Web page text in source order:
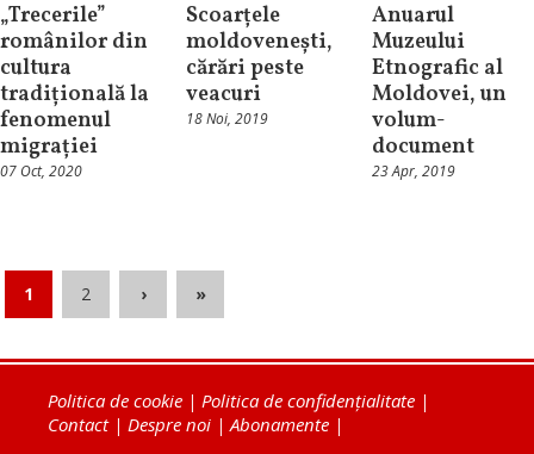
„Trecerile”
românilor din
cultura
tradițională la
fenomenul
migrației
07 Oct, 2020
Scoarțele
moldovenești,
cărări peste
veacuri
18 Noi, 2019
Anuarul
Muzeului
Etnografic al
Moldovei, un
volum-
document
23 Apr, 2019
1 2 › »
Politica de cookie | Politica de confidențialitate |
Contact| Despre noi |Abonamente |